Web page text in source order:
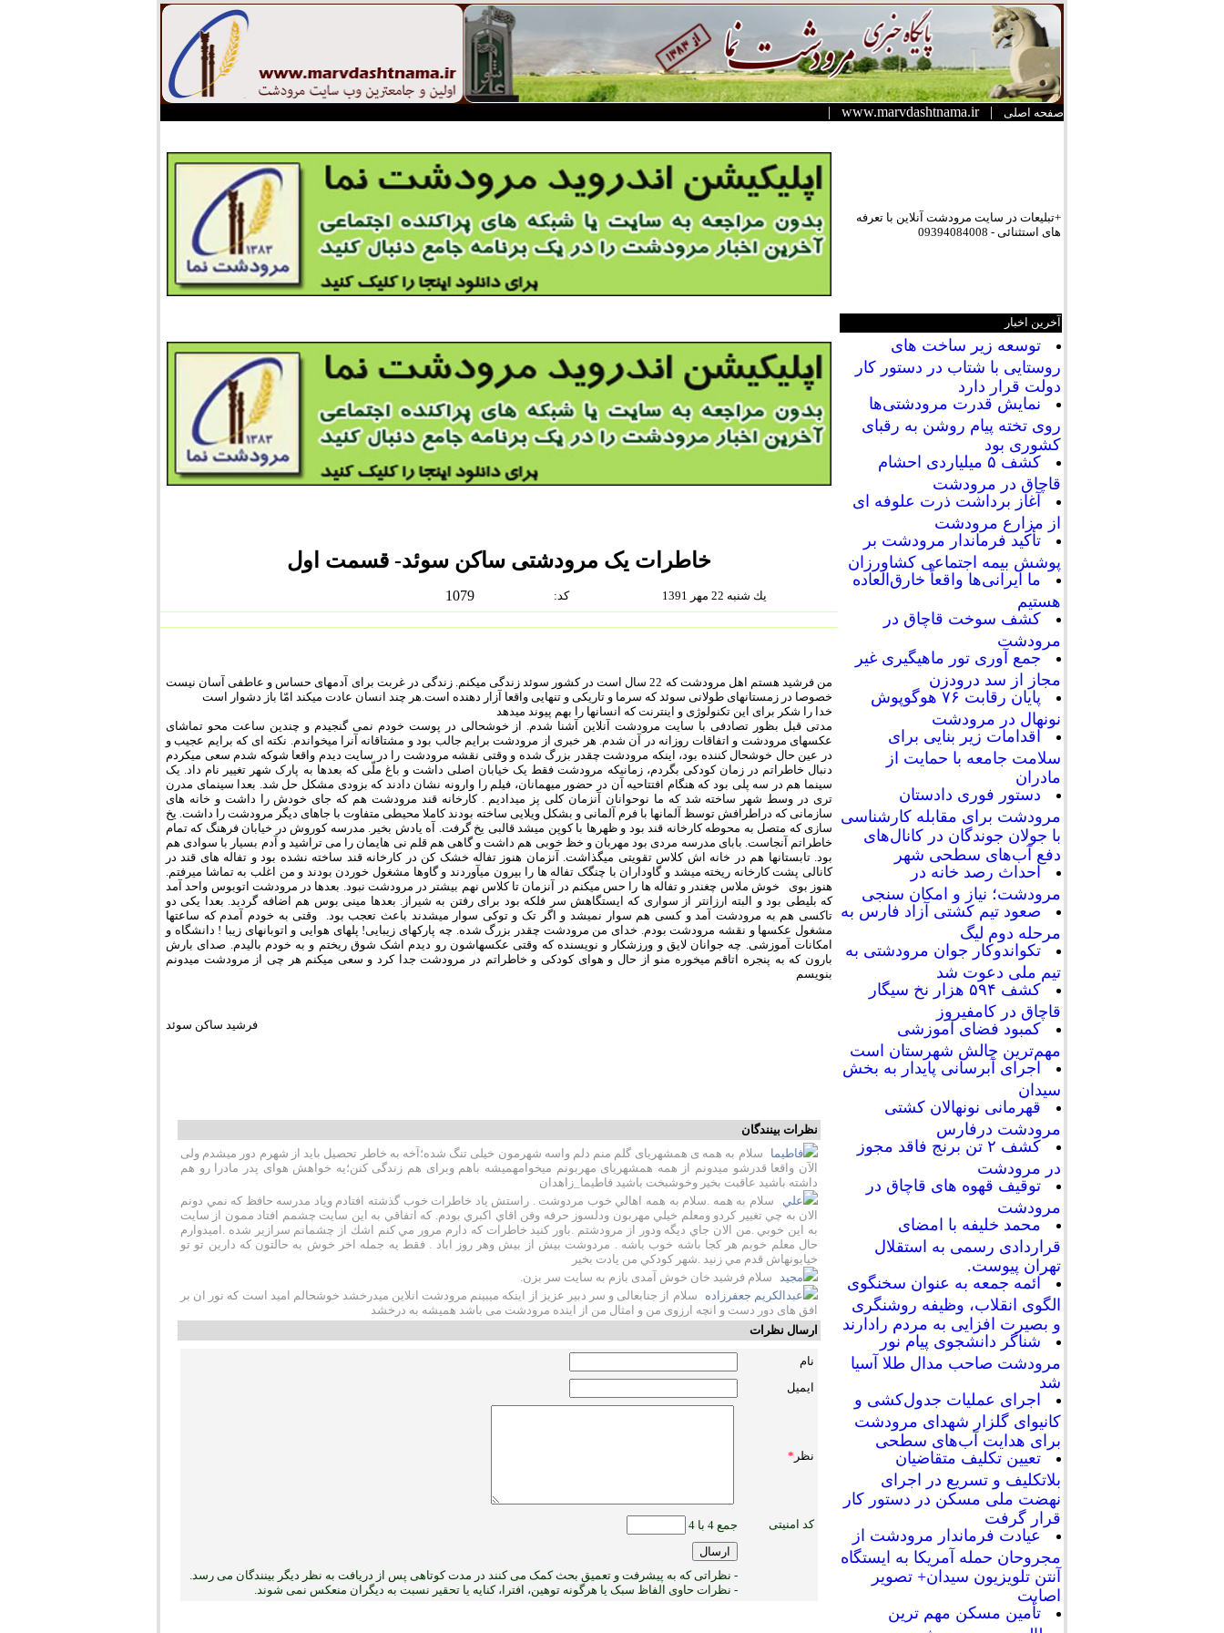
صفحه اصلی |
www.marvdashtnama.ir
|
+تبلیعات در سایت مرودشت آنلاین با تعرفه
های استثنائی - 09394084008
آخرین اخبار
توسعه زیر ساخت های
روستایی با شتاب در دستور کار
دولت قرار دارد
نمایش قدرت مرودشتی‌ها
روی تخته پیام روشن به رقبای
کشوری بود
کشف ۵ میلیاردی احشام
قاچاق در مرودشت
آغاز برداشت ذرت علوفه ای
از مزارع مرودشت
تأکید فرماندار مرودشت بر
پوشش بیمه اجتماعی کشاورزان
ما ایرانی‌ها واقعاً خارق‌العاده
هستیم
کشف سوخت قاچاق در
مرودشت
جمع آوری تور ماهیگیری غیر
مجاز از سد درودزن
پایان رقابت‌ ۷۶ هوگوپوش
نونهال در مرودشت
اقدامات زیر بنایی برای
سلامت جامعه با حمایت از
مادران
دستور فوری دادستان
مرودشت برای مقابله کارشناسی
با جولان جوندگان در کانال‌های
دفع آب‌های سطحی شهر
احداث رصد خانه در
مرودشت؛ نیاز و امکان سنجی
صعود تیم کشتی آزاد فارس به
مرحله دوم لیگ
تکواندوکار جوان مرودشتی به
تیم ملی دعوت شد
کشف ۵۹۴ هزار نخ سیگار
قاچاق در کامفیروز
کمبود فضای آموزشی
مهم‌ترین چالش شهرستان است
اجرای آبرسانی پایدار به بخش
سیدان
قهرمانی نونهالان کشتی
مرودشت درفارس
کشف ۲ تن برنج فاقد مجوز
در مرودشت
توقیف قهوه های قاچاق در
مرودشت
محمد خلیفه با امضای
قراردادی رسمی به استقلال
تهران پیوست.
ائمه جمعه به عنوان سخنگوی
الگوی انقلاب، وظیفه روشنگری
و بصیرت افزایی به مردم رادارند
شناگر دانشجوی پیام نور
مرودشت صاحب مدال طلا آسیا
شد
اجرای عملیات جدول‌کشی و
کانیوای گلزار شهدای مرودشت
برای هدایت آب‌های سطحی
تعیین تکلیف متقاضیان
بلاتکلیف و تسریع در اجرای
نهضت ملی مسکن در دستور کار
قرار گرفت
عیادت فرماندار مرودشت از
مجروحان حمله آمریکا به ایستگاه
آنتن تلویزیون سیدان+ تصویر
اصابت
تأمین مسکن مهم ترین
خاطرات یک مرودشتی ساکن سوئد- قسمت اول
1079 :كد يك شنبه 22 مهر 1391
من فرشید هستم اهل مرودشت که 22 سال است در کشور سوئد زندگی میکنم. زندگی در غربت برای آدمهای حساس و عاطفی آسان نیست
خصوصا در زمستانهای طولانی سوئد که سرما و تاریکی و تنهایی واقعا آزار دهنده است.هر چند انسان عادت میکند امّا باز دشوار است
خدا را شکر برای این تکنولوژی و اینترنت که انسانها را بهم پیوند میدهد
مدتی قبل بظور تصادفی با سایت مرودشت آنلاین آشنا شدم. از خوشحالی در پوست خودم نمی گنجیدم و چندین ساعت محو تماشای
عکسهای مرودشت و اتفاقات روزانه در آن شدم. هر خبری از مرودشت برایم جالب بود و مشتاقانه آنرا میخواندم. نکته ای که برایم عجیب و
در عین حال خوشحال کننده بود، اینکه مرودشت چقدر بزرگ شده و وقتی نقشه مرودشت را در سایت دیدم واقعا شوکه شدم سعی میکردم
دنبال خاطراتم در زمان کودکی بگردم، زمانیکه مرودشت فقط یک خیابان اصلی داشت و باغ ملّی که بعدها به پارک شهر تغییر نام داد. یک
سینما هم در سه پلی بود که هنگام افتتاحیه آن در حضور میهمانان، فیلم را وارونه نشان دادند که بزودی مشکل حل شد. بعدا سینمای مدرن
تری در وسط شهر ساخته شد که ما نوحوانان آنزمان کلی پز میدادیم . کارخانه قند مرودشت هم که جای خودش را داشت و خانه های
سازمانی که دراطرافش توسظ آلمانها با فرم آلمانی و بشکل ویلایی ساخته بودند کاملا محیطی متفاوت با جاهای دیگر مرودشت را داشت. یخ
سازی که متصل به محوطه کارخانه قند بود و ظهرها با کوپن میشد قالبی یخ گرفت. آه یادش بخیر. مدرسه کوروش در خیابان فرهنگ که تمام
خاطراتم آنجاست. بابای مدرسه مردی بود مهربان و خظ خوبی هم داشت و گاهی هم قلم نی هایمان را می تراشید و آدم بسیار با سوادی هم
بود. تابستانها هم در خانه اش کلاس تقویتی میگذاشت. آنزمان هنوز تفاله خشک کن در کارخانه قند ساخته نشده بود و تفاله های قند در
کانالی پشت کارخانه ریخته میشد و گاوداران با چنگک تفاله ها را بیرون میآوردند و گاوها مشغول خوردن بودند و من اغلب به تماشا میرفتم.
هنوز بوی خوش ملاس چغندر و تفاله ها را حس میکنم در آنزمان تا کلاس نهم بیشتر در مرودشت نبود. بعدها در مرودشت اتوبوس واحد آمد
که بلیطی بود و البته ارزانتر از سواری که ایستگاهش سر فلکه بود برای رفتن به شیراز. بعدها مینی بوس هم اضافه گردید. بعدا یکی دو
تاکسی هم به مرودشت آمد و کسی هم سوار نمیشد و اگر تک و توکی سوار میشدند باعث تعجب بود. وقتی به خودم آمدم که ساعتها
مشغول عکسها و نقشه مرودشت بودم. خدای من مرودشت چقدر بزرگ شده. چه پارکهای زیبایی! پلهای هوایی و اتوبانهای زیبا ! دانشگاه و
امکانات آموزشی. چه جوانان لایق و ورزشکار و نویسنده که وقتی عکسهاشون رو دیدم اشک شوق ریختم و به خودم بالیدم. صدای بارش
بارون که به پنجره اتاقم میخوره منو از حال و هوای کودکی و خاطراتم در مرودشت جدا کرد و سعی میکنم هر چی از مرودشت میدونم
بنویسم
فرشید ساکن سوئد
نظرات بینندگان
فاطیما
سلام به همه ی همشهریای گلم منم دلم واسه شهرمون خیلی تنگ شده؛آخه به خاطر تحصیل باید از شهرم دور میشدم ولی
الآن واقعا قدرشو میدونم از همه همشهریای مهربونم میخوامهمیشه باهم وبرای هم زندگی کنن؛یه خواهش هوای پدر مادرا رو هم
داشته باشید عاقبت بخیر وخوشبخت باشید فاطیما_زاهدان
علي
سلام به همه .سلام به همه اهالي خوب مردوشت . راستش ياد خاطرات خوب گذشته افتادم وياد مدرسه حافظ كه نمي دونم
الان به چي تغيير كردو ومعلم خيلي مهربون ودلسوز حرفه وفن اقاي اكبري بودم. كه اتفاقي به اين سايت چشمم افتاد ممون از سايت
به اين خوبي .من الان جاي ديگه ودور از مرودشتم .باور كنيد خاطرات كه دارم مرور مي كنم اشك از چشمانم سرازير شده .اميدوارم
حال معلم خوبم هر كجا باشه خوب باشه . مردوشت بيش از بيش وهر روز اباد . فقط يه جمله اخر خوش به حالتون كه دارين تو تو
خيابونهاش قدم مي زنيد .شهر كودكي من يادت بخير
مجید
سلام فرشید خان خوش آمدی بازم به سایت سر بزن.
عبدالکریم جعفرزاده
سلام از جنابعالی و سر دبیر عزیز از اینکه میبینم مرودشت انلاین میدرخشد خوشحالم امید است که نور ان بر
افق های دور دست و انچه ارزوی من و امثال من از اینده مرودشت می باشد همیشه به درخشد
ارسال نظرات
نام
ایمیل
نظر *
کد امنیتی جمع 4 با 4
- نظراتی که به پیشرفت و تعمیق بحث کمک می کنند در مدت کوتاهی پس از دریافت به نظر دیگر بینندگان می رسد.
- نظرات حاوی الفاظ سبک یا هرگونه توهین، افترا، کنایه یا تحقیر نسبت به دیگران منعکس نمی ‏شوند.